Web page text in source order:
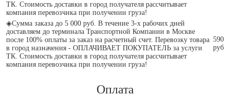
ТК. Стоимость доставки в город получателя рассчитывает
компания перевозчика при получении груза!
◈Сумма заказа до 5 000 руб. В течение 3-х рабочих дней
доставляем до терминала Транспортной Компании в Москве
после 100% оплаты за заказ на расчетный счет. Перевозку товара
в город назначения - ОПЛАЧИВАЕТ ПОКУПАТЕЛЬ за услуги
ТК. Стоимость доставки в город получателя рассчитывает
компания перевозчика при получении груза!
590
руб
Оплата